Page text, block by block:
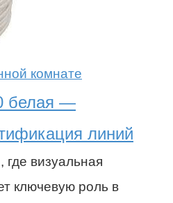
комнате
белая —
линий
визуальная
ключевую роль в